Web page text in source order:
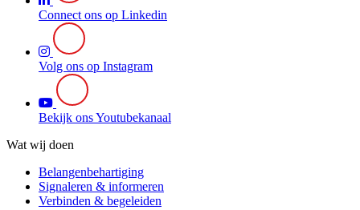
Connect ons op Linkedin
Volg ons op Instagram
Bekijk ons Youtubekanaal
Wat wij doen
Belangenbehartiging
Signaleren & informeren
Verbinden & begeleiden